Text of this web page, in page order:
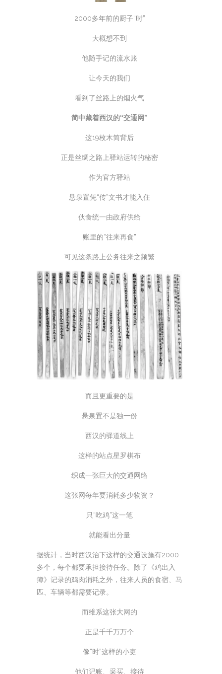
2000多年前的厨子“时”
大概想不到
他随手记的流水账
让今天的我们
看到了丝路上的烟火气
简中藏着西汉的“交通网”
这19枚木简背后
正是丝绸之路上驿站运转的秘密
作为官方驿站
悬泉置凭“传”文书才能入住
伙食统一由政府供给
账里的“往来再食”
可见这条路上公务往来之频繁
而且更重要的是
悬泉置不是独一份
西汉的驿道线上
这样的站点星罗棋布
织成一张巨大的交通网络
这张网每年要消耗多少物资？
只“吃鸡”这一笔
就能看出分量
据统计，当时西汉治下这样的交通设施有2000
多个，每个都要承担接待任务。除了《鸡出入
簿》记录的鸡肉消耗之外，往来人员的食宿、马
匹、车辆等都需要记录。
而维系这张大网的
正是千千万万个
像“时”这样的小吏
他们记账、采买、接待